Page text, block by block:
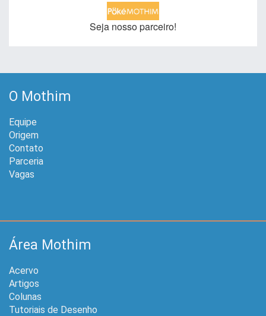
Seja nosso parceiro!
O Mothim
Equipe
Origem
Contato
Parceria
Vagas
Área Mothim
Acervo
Artigos
Colunas
Tutoriais de Desenho